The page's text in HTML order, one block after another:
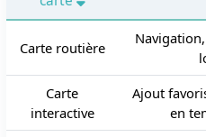
Carte routière
Carte
interactive
Ajout
en